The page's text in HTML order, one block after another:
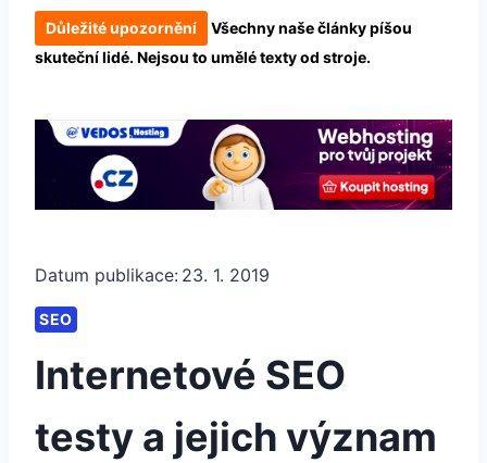
Důležité upozornění
Všechny naše články píšou
skuteční lidé. Nejsou to umělé texty od stroje.
Datum publikace: 23. 1. 2019
SEO
Internetové SEO
testy a jejich význam